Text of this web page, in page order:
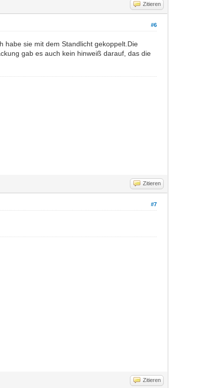
Zitieren
#6
habe sie mit dem Standlicht gekoppelt.Die
gab es auch kein hinweiß darauf, das die
Zitieren
#7
Zitieren